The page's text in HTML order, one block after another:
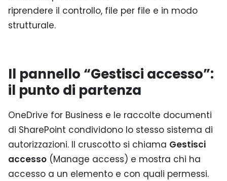
riprendere il controllo, file per file e in modo
strutturale.
Il pannello “Gestisci accesso”:
il punto di partenza
OneDrive for Business e le raccolte documenti
di SharePoint condividono lo stesso sistema di
autorizzazioni. Il cruscotto si chiama Gestisci
accesso (Manage access) e mostra chi ha
accesso a un elemento e con quali permessi.